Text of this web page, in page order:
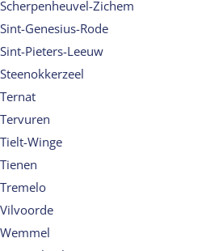
Scherpenheuvel-Zichem
Sint-Genesius-Rode
Sint-Pieters-Leeuw
Steenokkerzeel
Ternat
Tervuren
Tielt-Winge
Tienen
Tremelo
Vilvoorde
Wemmel